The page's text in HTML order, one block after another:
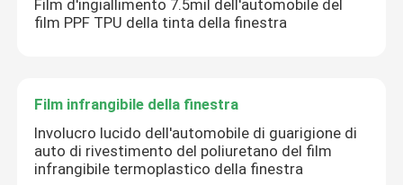
Film d'ingiallimento 7.5mil dell'automobile del
film PPF TPU della tinta della finestra
Film infrangibile della finestra
Involucro lucido dell'automobile di guarigione di
auto di rivestimento del poliuretano del film
infrangibile termoplastico della finestra